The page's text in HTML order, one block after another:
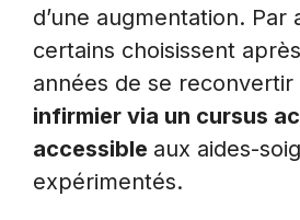
d’une augmentation. Par
certains choisissent
années de se reconvertir
infirmier via un cursus
accessible aux aides-
expérimentés.